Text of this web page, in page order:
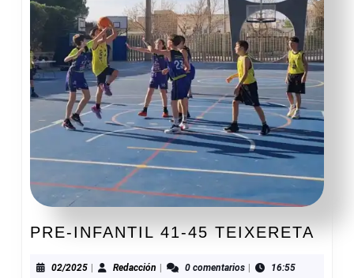
PRE-INFANTIL 41-45 TEIXERETA
02/202502/2025Redacción Redacción0 comentarios 16:55